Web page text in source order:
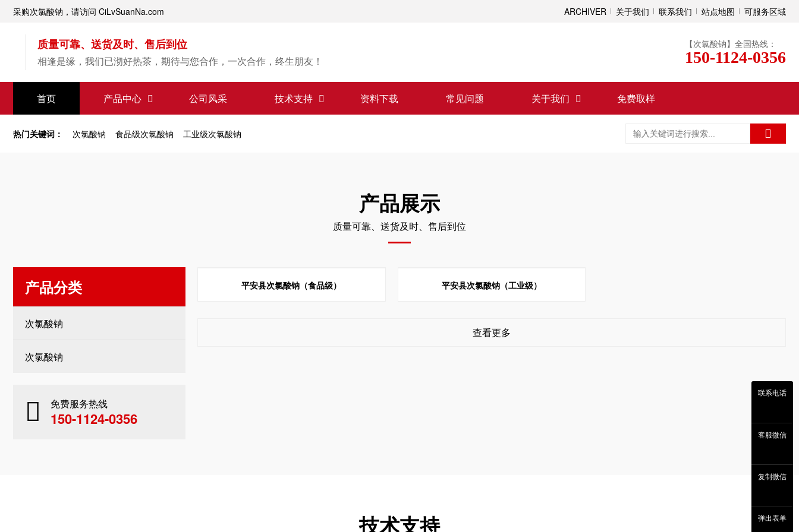
采购次氯酸钠，请访问 CiLvSuanNa.com ARCHIVER 关于我们 联系我们 站点地图 可服务区域
质量可靠、送货及时、售后到位
相逢是缘，我们已沏好热茶，期待与您合作，一次合作，终生朋友！
【次氯酸钠】全国热线：
150-1124-0356
首页 产品中心 公司风采 技术支持 资料下载 常见问题 关于我们 免费取样
【次氯酸钠】源头直供
专业经验，值得信赖
热门关键词： 次氯酸钠 食品级次氯酸钠 工业级次氯酸钠
产品展示
质量可靠、送货及时、售后到位
产品分类
次氯酸钠
次氯酸钠
免费服务热线
150-1124-0356
平安县次氯酸钠（食品级） 平安县次氯酸钠（工业级）
查看更多
技术支持
联系电话
客服微信
复制微信
弹出表单